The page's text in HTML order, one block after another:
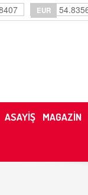
EUR
ASAYİŞ MAGAZİN